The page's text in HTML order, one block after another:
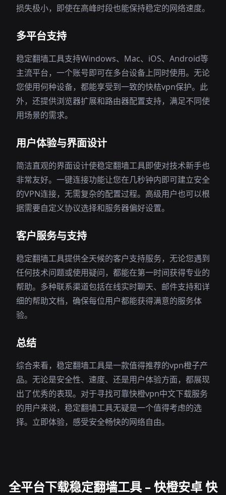
损失极小，即使在高峰时段也能保持稳定的网络速度。
多平台支持
稳定翻墙工具支持Windows、Mac、iOS、Android等
主流平台，一个账号即可在多台设备上同时使用。无论
您使用何种设备，都能享受到一致的快桔vpn保护。此
外，还提供浏览器扩展和路由器配置支持，满足不同使
用场景的需求。
用户体验与界面设计
简洁直观的界面设计使稳定翻墙工具即使对技术新手也
非常友好。一键连接功能让您在几秒钟内即可建立安全
的VPN连接，无需复杂的配置过程。高级用户也可以根
据需要自定义协议选择和服务器偏好设置。
客户服务与支持
稳定翻墙工具提供全天候的客户支持服务，无论您遇到
任何技术问题或使用疑问，都能在第一时间获得专业的
帮助。多种联系渠道包括在线实时聊天、邮件支持和详
细的帮助文档，确保每位用户都能获得满意的服务体
验。
总结
综合来看，稳定翻墙工具是一款值得推荐的vpn橙子产
品。无论是安全性、速度、还是用户体验方面，都展现
出了优秀的表现。对于寻找可靠快橙vpn中文下载服务
的用户来说，稳定翻墙工具无疑是一个值得考虑的选
择。立即体验，感受安全畅快的网络自由。
全平台下载稳定翻墙工具 – 快橙安卓 快